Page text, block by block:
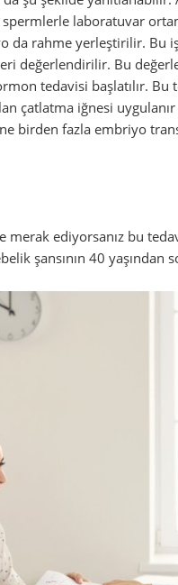
laboratuvar
da rahme yerleştirilir.
değerlendirilir. Bu
tedavisi başlatılır.
çatlatma iğnesi
birden fazla embriyo
merak ediyorsanız bu
şansının 40 yaşından